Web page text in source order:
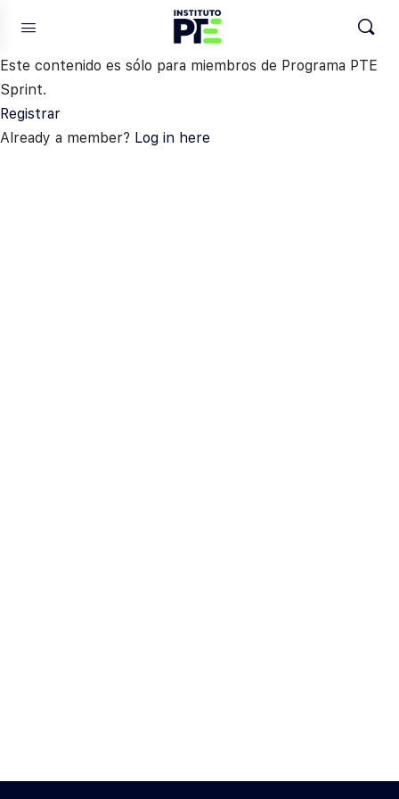
Este contenido es sólo para miembros de Programa PTE
Sprint.
Registrar
Already a member? Log in here